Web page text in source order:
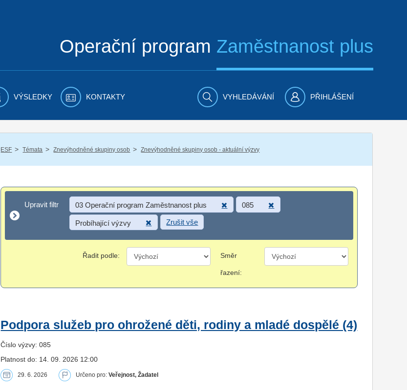
Operační program Zaměstnanost plus
VÝSLEDKY KONTAKTY VYHLEDÁVÁNÍ PŘIHLÁŠENÍ
ESF / Témata / Znevýhodněné skupiny osob / Znevýhodněné skupiny osob - aktuální výzvy
Upravit filtr
Upravit filtr 03 Operační program Zaměstnanost plus 085
Probíhající výzvy Zrušit vše
Řadit podle: Směr
řazení:
Podpora služeb pro ohrožené děti, rodiny a mladé dospělé (4)
Číslo výzvy: 085
Platnost do: 14. 09. 2026 12:00
29. 6. 2026 Určeno pro:Veřejnost, Žadatel